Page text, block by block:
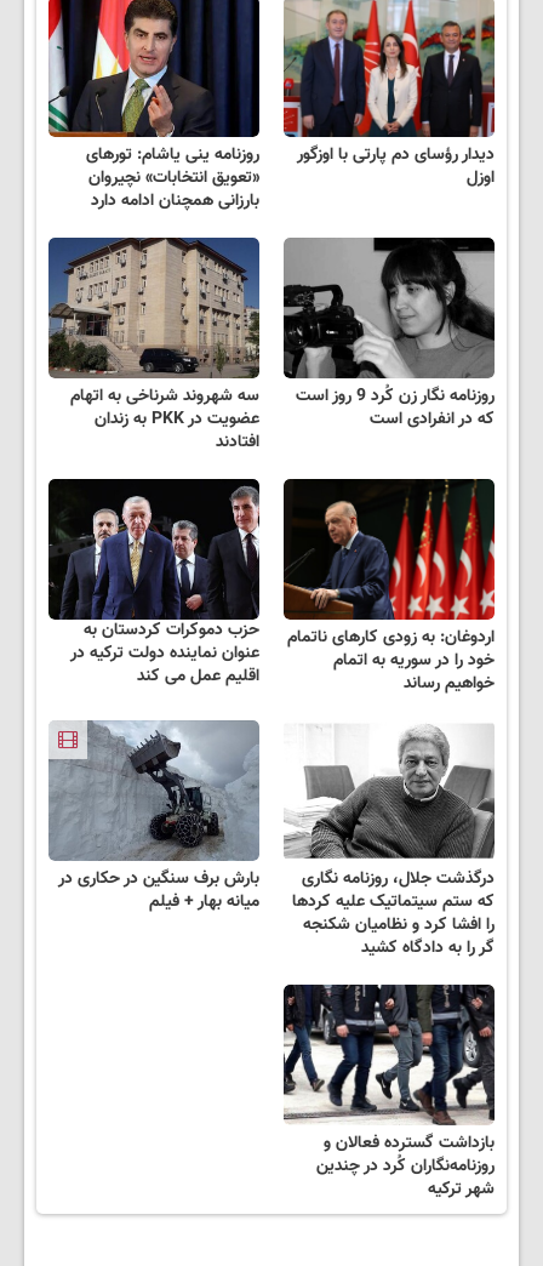
دیدار رؤسای دم پارتی با اوزگور
اوزل
روزنامه ینی یاشام: تورهای
«تعویق انتخابات» نچیروان
بارزانی همچنان ادامه دارد
روزنامه نگار زن کُرد 9 روز است
که در انفرادی است
سه شهروند شرناخی به اتهام
عضویت در PKK به زندان
افتادند
اردوغان: به زودی کارهای ناتمام
خود را در سوریه به اتمام
خواهیم رساند
حزب دموکرات کردستان به
عنوان نماینده دولت ترکیه در
اقلیم عمل می کند
درگذشت جلال، روزنامه نگاری
که ستم سیتماتیک علیه کردها
را افشا کرد و نظامیان شکنجه
گر را به دادگاه کشید
بارش برف سنگین در حکاری در
میانه بهار + فیلم
بازداشت گسترده فعالان و
روزنامه‌نگاران کُرد در چندین
شهر ترکیه